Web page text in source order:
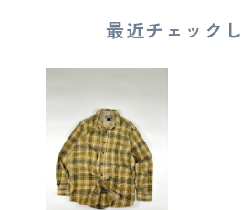
最近チェック